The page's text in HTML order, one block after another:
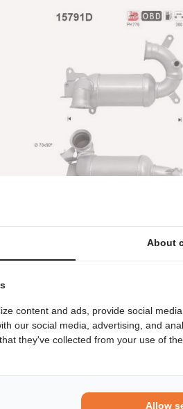
380
Euro 5
voertuigen met OBD
About
content and ads, provide social
our social media, advertising, and
they've collected from your use of
Allow